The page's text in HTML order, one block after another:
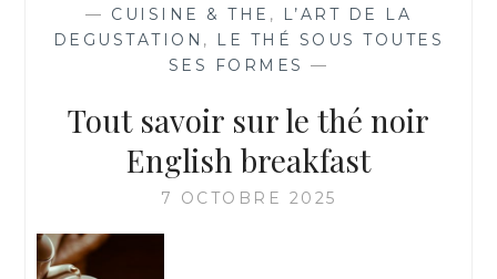
— CUISINE & THE ,
L’ART DE LA
DEGUSTATION , LE THÉ SOUS TOUTES
SES FORMES —
Tout savoir sur le thé noir
English breakfast
7 OCTOBRE 2025